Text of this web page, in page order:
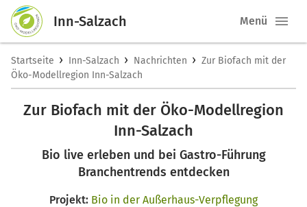
Inn-Salzach Menü
Startseite › Inn-Salzach › Nachrichten › Zur Biofach mit der
Öko-Modellregion Inn-Salzach
Zur Biofach mit der Öko-Modellregion
Inn-Salzach
Bio live erleben und bei Gastro-Führung
Branchentrends entdecken
Projekt: Bio in der Außerhaus-Verpflegung